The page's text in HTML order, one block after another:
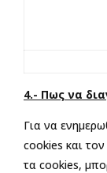
4.- Πως να
Για να
cookies και
τα cookies,